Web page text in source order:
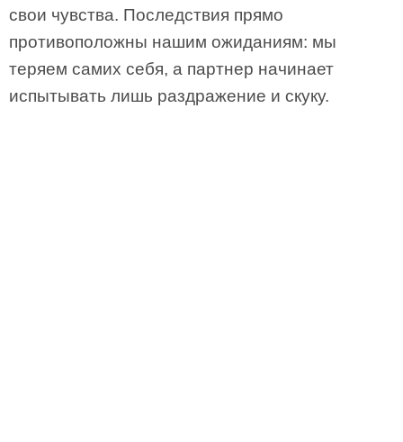
свои чувства. Последствия прямо
противоположны нашим ожиданиям: мы
теряем самих себя, а партнер начинает
испытывать лишь раздражение и скуку.